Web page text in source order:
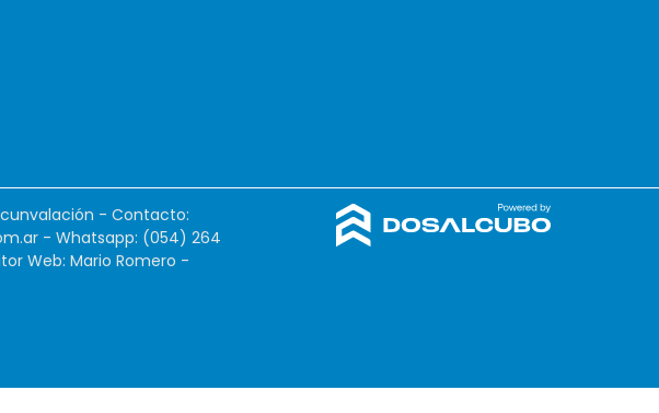
- Contacto:
- Whatsapp: (054) 264
Web: Mario Romero -